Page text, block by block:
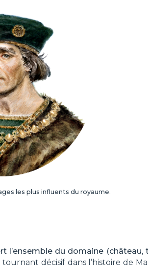
les plus influents du royaume.
l’ensemble du domaine
décisif dans l’histoire de